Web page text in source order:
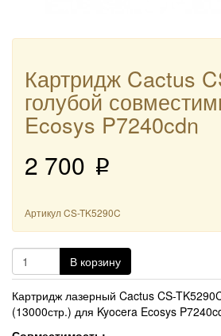
Картридж Cactus
голубой
Ecosys P7240cdn
2 700 p
АртикулCS-TK5290C
В корзину
Картридж лазерный Cactus CS-
(13000стр.) для Kyocera Ecosys